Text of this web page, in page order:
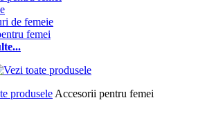
de femeie
femei
produsele Accesorii pentru femei